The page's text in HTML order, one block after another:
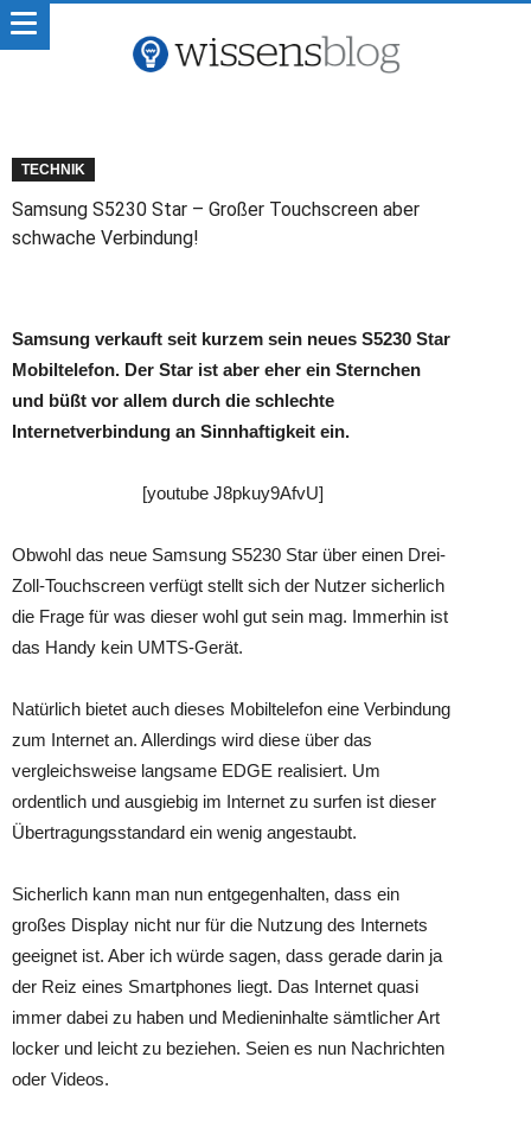
TECHNIK
Samsung S5230 Star – Großer Touchscreen aber
schwache Verbindung!
Samsung verkauft seit kurzem sein neues S5230 Star
Mobiltelefon. Der Star ist aber eher ein Sternchen
und büßt vor allem durch die schlechte
Internetverbindung an Sinnhaftigkeit ein.
[youtube J8pkuy9AfvU]
Obwohl das neue Samsung S5230 Star über einen Drei-
Zoll-Touchscreen verfügt stellt sich der Nutzer sicherlich
die Frage für was dieser wohl gut sein mag. Immerhin ist
das Handy kein UMTS-Gerät.
Natürlich bietet auch dieses Mobiltelefon eine Verbindung
zum Internet an. Allerdings wird diese über das
vergleichsweise langsame EDGE realisiert. Um
ordentlich und ausgiebig im Internet zu surfen ist dieser
Übertragungsstandard ein wenig angestaubt.
Sicherlich kann man nun entgegenhalten, dass ein
großes Display nicht nur für die Nutzung des Internets
geeignet ist. Aber ich würde sagen, dass gerade darin ja
der Reiz eines Smartphones liegt. Das Internet quasi
immer dabei zu haben und Medieninhalte sämtlicher Art
locker und leicht zu beziehen. Seien es nun Nachrichten
oder Videos.